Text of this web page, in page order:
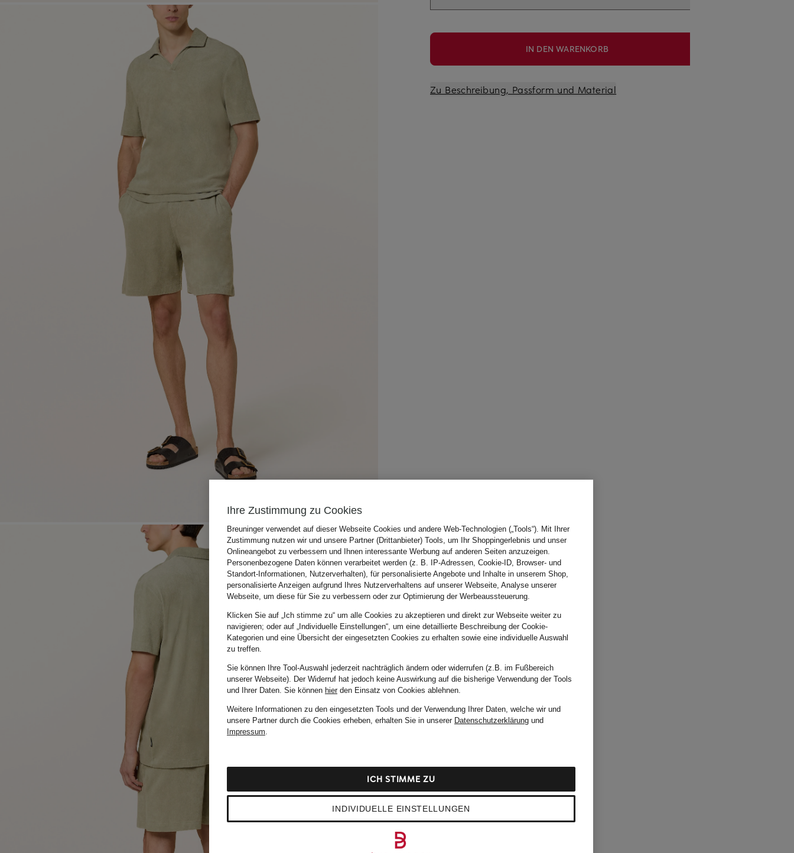
IN DEN WARENKORB
Zu Beschreibung, Passform und Material
Ihre Zustimmung zu Cookies
Breuninger verwendet auf dieser Webseite Cookies und andere Web-Technologien („Tools“). Mit Ihrer
Zustimmung nutzen wir und unsere Partner (Drittanbieter) Tools, um Ihr Shoppingerlebnis und unser
Onlineangebot zu verbessern und Ihnen interessante Werbung auf anderen Seiten anzuzeigen.
Personenbezogene Daten können verarbeitet werden (z. B. IP-Adressen, Cookie-ID, Browser- und
Standort-Informationen, Nutzerverhalten), für personalisierte Angebote und Inhalte in unserem Shop,
personalisierte Anzeigen aufgrund Ihres Nutzerverhaltens auf unserer Webseite, Analyse unserer
Webseite, um diese für Sie zu verbessern oder zur Optimierung der Werbeaussteuerung.
Klicken Sie auf „Ich stimme zu“ um alle Cookies zu akzeptieren und direkt zur Webseite weiter zu
navigieren; oder auf „Individuelle Einstellungen“, um eine detaillierte Beschreibung der Cookie-
Kategorien und eine Übersicht der eingesetzten Cookies zu erhalten sowie eine individuelle Auswahl
zu treffen.
Sie können Ihre Tool-Auswahl jederzeit nachträglich ändern oder widerrufen (z.B. im Fußbereich
unserer Webseite). Der Widerruf hat jedoch keine Auswirkung auf die bisherige Verwendung der Tools
und Ihrer Daten. Sie können hierden Einsatz von Cookies ablehnen.
Weitere Informationen zu den eingesetzten Tools und der Verwendung Ihrer Daten, welche wir und
unsere Partner durch die Cookies erheben, erhalten Sie in unserer Datenschutzerklärung und
Impressum.
INDIVIDUELLE EINSTELLUNGEN
ICH STIMME ZU